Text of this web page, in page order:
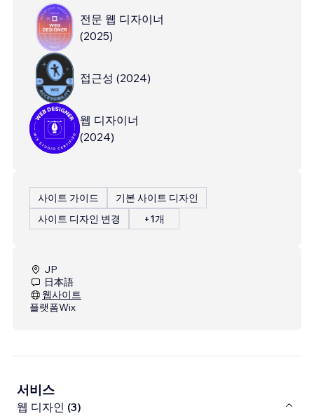
전문 웹 디자이너
(2025)
접근성 (2024)
웹 디자이너
(2024)
사이트 가이드
기본 사이트 디자인
사이트 디자인 변경
+1개
JP
日本語
웹사이트
플랫폼Wix
서비스
웹 디자인 (3)